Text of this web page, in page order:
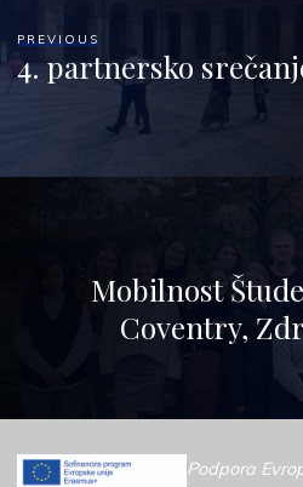
PREVIOUS
4. partnersko
Mobilnost
Coventry,
Podpora